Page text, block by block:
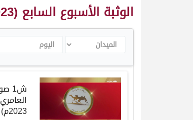
الوثبة الأسبوع السابع (2023-2024)
الميدان اليوم
ش1 صوغة
العامري
2023م)